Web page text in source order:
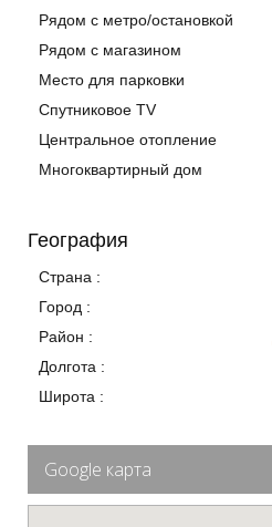
Рядом с метро/остановкой
Рядом с магазином
Место для парковки
Спутниковое TV
Центральное отопление
Многоквартирный дом
География
Страна :
Город :
Район :
Долгота :
Широта :
Google карта